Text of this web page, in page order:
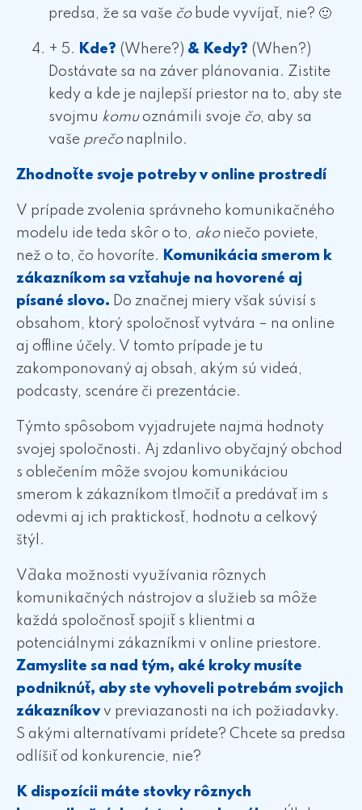
predsa, že sa vaše čobude vyvíjať, nie? 🙂
+ 5. Kde? (Where?) & Kedy? (When?)
Dostávate sa na záver plánovania. Zistite
kedy a kde je najlepší priestor na to, aby ste
svojmu komuoznámili svoje čo, aby sa
vaše prečonaplnilo.
Zhodnoťte svoje potreby v online prostredí
V prípade zvolenia správneho komunikačného
modelu ide teda skôr o to, ako niečo poviete,
než o to, čo hovoríte.
Komunikácia smerom k
zákazníkom sa vzťahuje na hovorené aj
písané slovo. Do značnej miery však súvisí s
obsahom, ktorý spoločnosť vytvára – na online
aj offline účely. V tomto prípade je tu
zakomponovaný aj obsah, akým sú videá,
podcasty, scenáre či prezentácie.
Týmto spôsobom vyjadrujete najmä hodnoty
svojej spoločnosti. Aj zdanlivo obyčajný obchod
s oblečením môže svojou komunikáciou
smerom k zákazníkom tlmočiť a predávať im s
odevmi aj ich praktickosť, hodnotu a celkový
štýl.
Vďaka možnosti využívania rôznych
komunikačných nástrojov a služieb sa môže
každá spoločnosť spojiť s klientmi a
potenciálnymi zákazníkmi v online priestore.
Zamyslite sa nad tým, aké kroky musíte
podniknúť, aby ste vyhoveli potrebám svojich
zákazníkovv previazanosti na ich požiadavky.
S akými alternatívami prídete? Chcete sa predsa
odlíšiť od konkurencie, nie?
K dispozícii máte stovky rôznych